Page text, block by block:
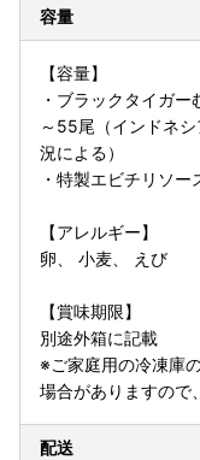
容量
【容量】
・ブラックタイガ
～55尾（インドネ
況による）
・特製エビチリソ
【アレルギー】
卵、 小麦、 えび
【賞味期限】
別途外箱に記載
※ご家庭用の冷凍庫
場合がありますので
配送